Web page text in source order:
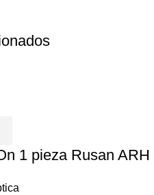
1 pieza Rusan